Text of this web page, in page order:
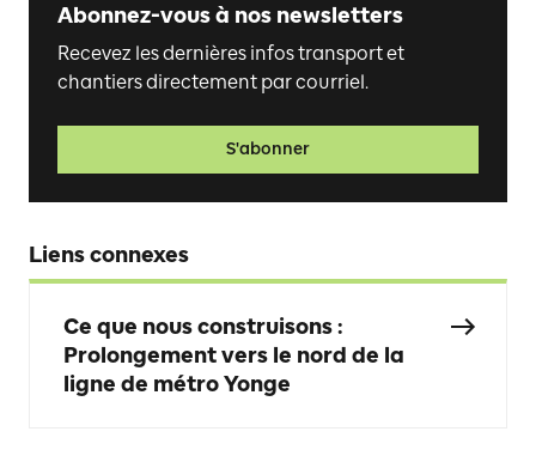
Abonnez-vous à nos newsletters
Recevez les dernières infos transport et
chantiers directement par courriel.
S'abonner
Liens connexes
Ce que nous construisons :
Prolongement vers le nord de la
ligne de métro Yonge